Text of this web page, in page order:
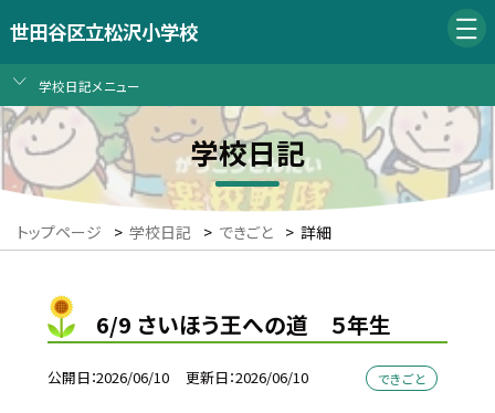
世田谷区立松沢小学校
学校日記メニュー
学校日記
トップページ > 学校日記 > できごと > 詳細
6/9 さいほう王への道 ５年生
公開日 2026/06/10 更新日 2026/06/10 できごと